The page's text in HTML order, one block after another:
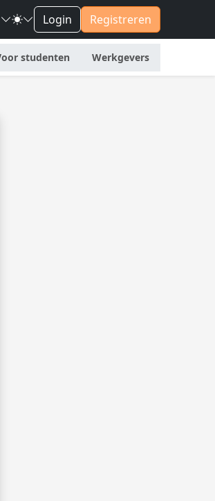
Login Registreren
studenten Werkgevers